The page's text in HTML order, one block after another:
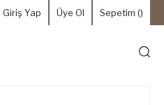
Giriş Yap Üye Ol Sepetim ()